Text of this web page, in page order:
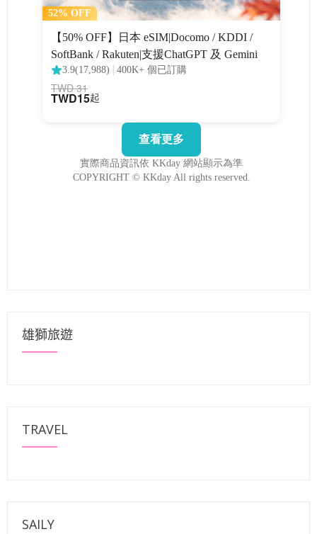
雄獅旅遊
TRAVEL
SAILY